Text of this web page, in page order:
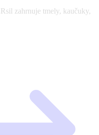
zahrnuje tmely, kaučuky,